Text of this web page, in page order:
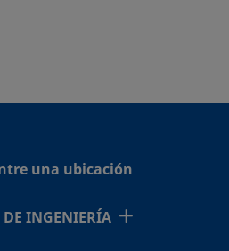
una ubicación
DE INGENIERÍA